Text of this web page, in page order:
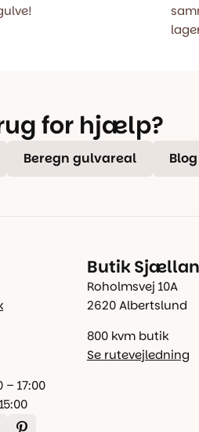
for hjælp?
Beregn gulvareal Blog
– 17:00
Butik
Roholmsvej 10A
2620 Albertslund
800 kvm butik
Se rutevejledning